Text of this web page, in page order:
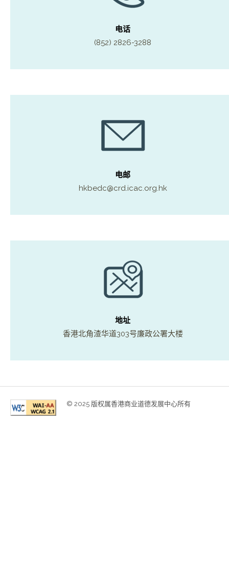
电话
(852) 2826-3288
电邮
hkbedc@crd.icac.org.hk
地址
香港北角渣华道303号廉政公署大楼
© 2025 版权属香港商业道德发展中心所有